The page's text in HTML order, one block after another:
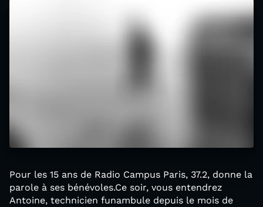
Pour les 15 ans de Radio Campus Paris, 37.2, donne la
parole à ses bénévoles.Ce soir, vous entendrez
Antoine, technicien funambule depuis le mois de